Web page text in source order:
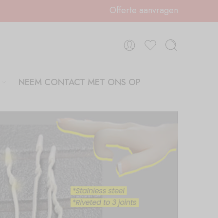
Offerte aanvragen
NEEM CONTACT MET ONS OP